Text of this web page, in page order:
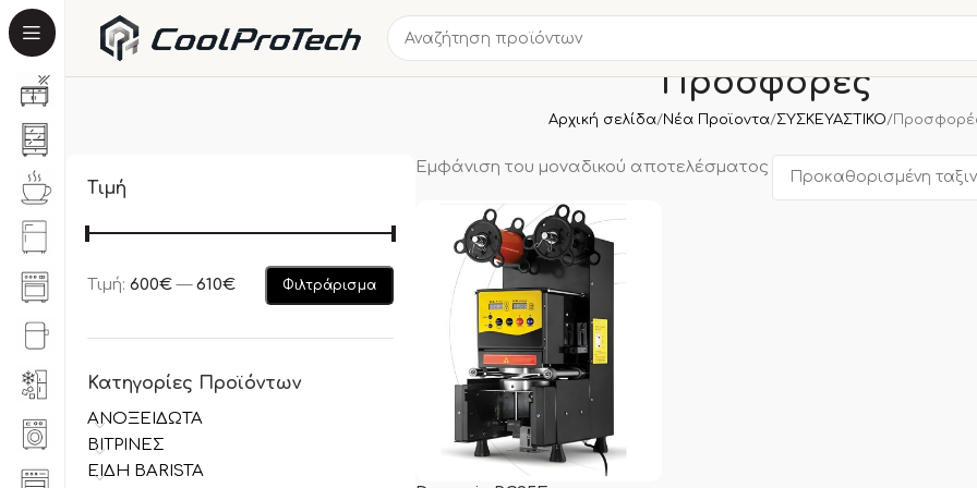
Προσφορές
Αρχική σελίδα Νέα Προϊοντα ΣΥΣΚΕΥΑΣΤΙΚΟ
Τιμή
Φιλτράρισμα
Τιμή: 600€—610€
Κατηγορίες Προϊόντων
ΑΝΟΞΕΙΔΩΤΑ
ΒΙΤΡΙΝΕΣ
ΕΙΔΗ BARISTA
Εμφάνιση του μοναδικού αποτελέσματος